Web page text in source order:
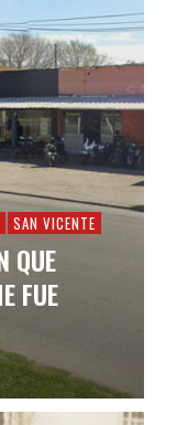
SAN VICENTE
QUE
FUE